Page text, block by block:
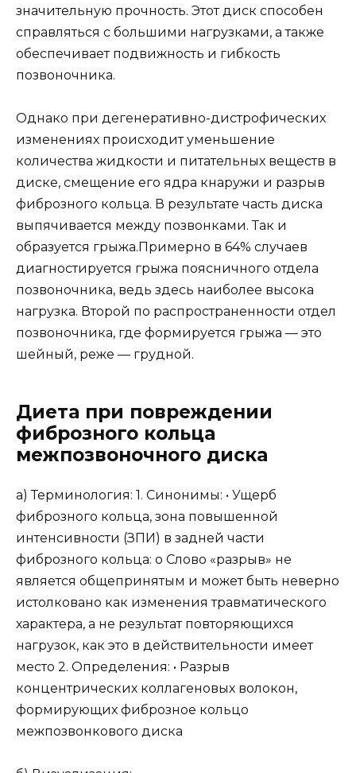
значительную прочность. Этот диск способен
справляться с большими нагрузками, а также
обеспечивает подвижность и гибкость
позвоночника.
Однако при дегенеративно-дистрофических
изменениях происходит уменьшение
количества жидкости и питательных веществ в
диске, смещение его ядра кнаружи и разрыв
фиброзного кольца. В результате часть диска
выпячивается между позвонками. Так и
образуется грыжа.Примерно в 64% случаев
диагностируется грыжа поясничного отдела
позвоночника, ведь здесь наиболее высока
нагрузка. Второй по распространенности отдел
позвоночника, где формируется грыжа — это
шейный, реже — грудной.
Диета при повреждении
фиброзного кольца
межпозвоночного диска
а) Терминология: 1. Синонимы: • Ущерб
фиброзного кольца, зона повышенной
интенсивности (ЗПИ) в задней части
фиброзного кольца: о Слово «разрыв» не
является общепринятым и может быть неверно
истолковано как изменения травматического
характера, а не результат повторяющихся
нагрузок, как это в действительности имеет
место 2. Определения: • Разрыв
концентрических коллагеновых волокон,
формирующих фиброзное кольцо
межпозвонкового диска